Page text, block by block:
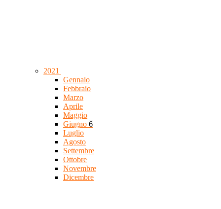
2021
Gennaio
Febbraio
Marzo
Aprile
Maggio
Giugno 6
Luglio
Agosto
Settembre
Ottobre
Novembre
Dicembre